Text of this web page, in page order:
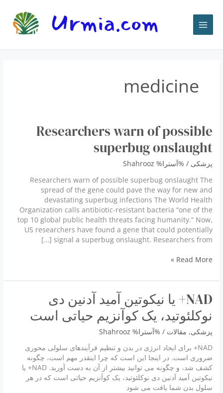
medicine
Researchers warn of possible
superbug onslaught
پزشكى / %آسترا% Shahrooz
Researchers warn of possible superbug onslaught The
spread of the gene could pave the way for new and
devastating superbug infections The World Health
Organization calls antibiotic-resistant bacteria “one of the
top 10 global public health threats facing humanity.” Now,
US researchers have found a gene that could potentially
signal a superbug onslaught. Researchers from […]
Researchers
of
superbug
onslaught
Read More »
NAD+ یا نیکوتین آمید آدنین دی
نوکلئوتید، یک کوآنزیم حیاتی است
پزشكى, مقالات / %آسترا% Shahrooz
NAD+ برای ایجاد انرژی در بدن و تنظیم فرآیندهای سلولی محوری
ضروری است. در اینجا این است که چرا اینقدر مهم است، چگونه
کشف شد، و چگونه می توانید بیشتر از آن به دست آورید. NAD+ یا
نیکوتین آمید آدنین دی نوکلئوتید، یک کوآنزیم حیاتی است که در هر
سلول بدن شما یافت می شود